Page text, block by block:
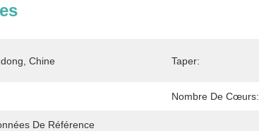
Chine Taper:
Nombre De Cœurs:
De Référence